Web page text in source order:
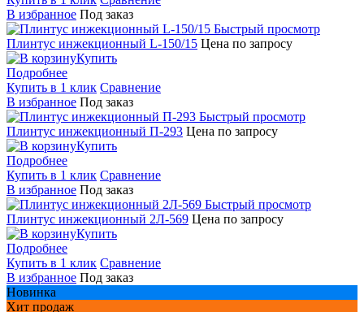
В избранное Под заказ
Быстрый просмотр
Плинтус инжекционный L-150/15 Цена по запросу
Купить
Подробнее
Купить в 1 клик Сравнение
В избранное Под заказ
Быстрый просмотр
Плинтус инжекционный П-293 Цена по запросу
Купить
Подробнее
Купить в 1 клик Сравнение
В избранное Под заказ
Быстрый просмотр
Плинтус инжекционный 2Л-569 Цена по запросу
Купить
Подробнее
Купить в 1 клик Сравнение
В избранное Под заказ
Новинка
Хит продаж